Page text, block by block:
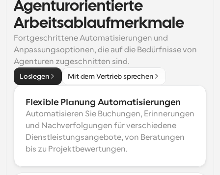
Agenturorientierte
Arbeitsablaufmerkmale
Fortgeschrittene Automatisierungen und
Anpassungsoptionen, die auf die Bedürfnisse von
Agenturen zugeschnitten sind.
Loslegen Mit dem Vertrieb sprechen
Flexible Planung Automatisierungen
Automatisieren Sie Buchungen, Erinnerungen
und Nachverfolgungen für verschiedene
Dienstleistungsangebote, von Beratungen
bis zu Projektbewertungen.